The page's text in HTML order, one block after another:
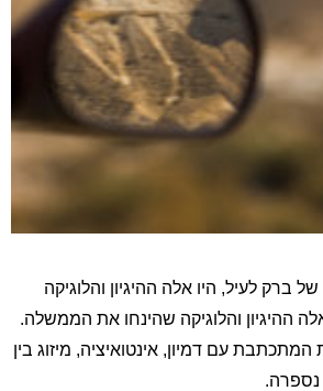
ברק לעיל, היו אלה ההיגיון והלוגיקה
ההיגיון והלוגיקה שהינחו את הממשלה.
עם דמיון, אינטואיציה, מיזוג בין
נספרה.